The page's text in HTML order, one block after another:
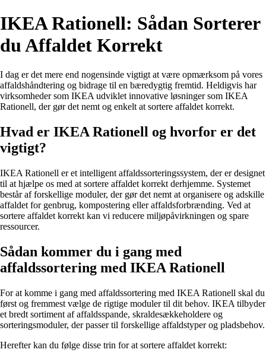
IKEA Rationell: Sådan Sorterer
du Affaldet Korrekt
I dag er det mere end nogensinde vigtigt at være opmærksom på vores
affaldshåndtering og bidrage til en bæredygtig fremtid. Heldigvis har
virksomheder som IKEA udviklet innovative løsninger som IKEA
Rationell, der gør det nemt og enkelt at sortere affaldet korrekt.
Hvad er IKEA Rationell og hvorfor er det
vigtigt?
IKEA Rationell er et intelligent affaldssorteringssystem, der er designet
til at hjælpe os med at sortere affaldet korrekt derhjemme. Systemet
består af forskellige moduler, der gør det nemt at organisere og adskille
affaldet for genbrug, kompostering eller affaldsforbrænding. Ved at
sortere affaldet korrekt kan vi reducere miljøpåvirkningen og spare
ressourcer.
Sådan kommer du i gang med
affaldssortering med IKEA Rationell
For at komme i gang med affaldssortering med IKEA Rationell skal du
først og fremmest vælge de rigtige moduler til dit behov. IKEA tilbyder
et bredt sortiment af affaldsspande, skraldesækkeholdere og
sorteringsmoduler, der passer til forskellige affaldstyper og pladsbehov.
Herefter kan du følge disse trin for at sortere affaldet korrekt: